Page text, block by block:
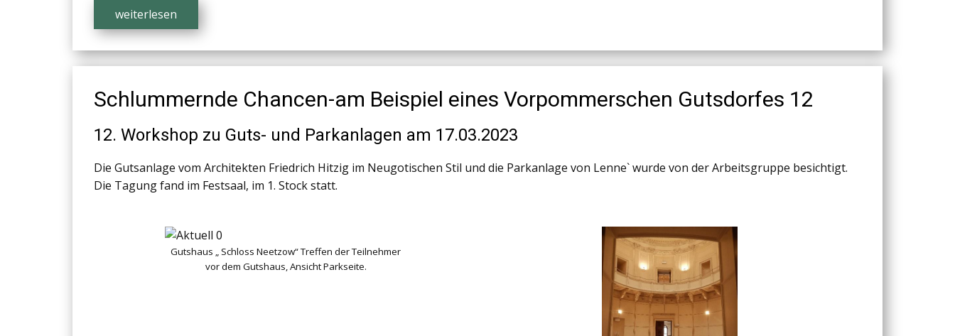
weiterlesen
Schlummernde Chancen-am Beispiel eines Vorpommerschen Gutsdorfes 12
12. Workshop zu Guts- und Parkanlagen am 17.03.2023
Die Gutsanlage vom Architekten Friedrich Hitzig im Neugotischen Stil und die Parkanlage von Lenne` wurde von der Arbeitsgruppe besichtigt.
Die Tagung fand im Festsaal, im 1. Stock statt.
Gutshaus „ Schloss Neetzow“ Treffen der Teilnehmer
vor dem Gutshaus, Ansicht Parkseite.